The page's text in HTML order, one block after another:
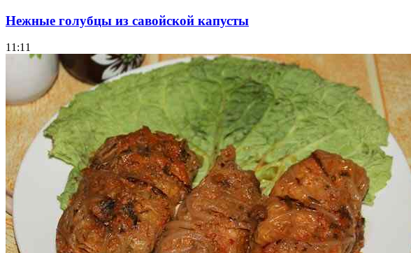
Нежные голубцы из савойской капусты
11:11